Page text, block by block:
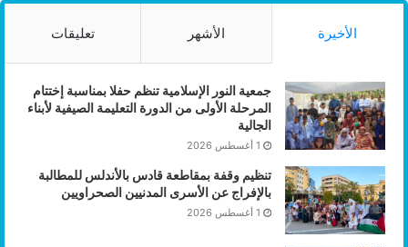
الأخيرة الأشهر تعليقات
جمعية النور الإسلامية تنظم حفلا بمناسبة إختتام
المرحلة الأولى من الدورة التعليمة الصيفية لأبناء
الجالية
1 أغسطس 2026
تنظيم وقفة بمقاطعة قادس بالأندلس للمطالبة
بالإفراج عن الأسرى المدنيين الصحراويين
1 أغسطس 2026